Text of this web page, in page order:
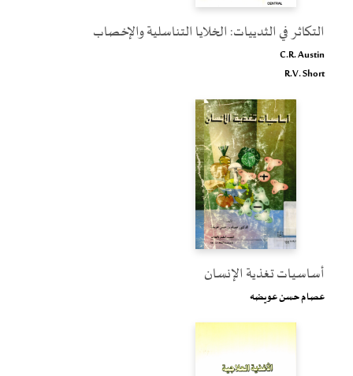
التكاثر في الثدييات: الخلايا التناسلية والإخصاب
C.R. Austin
R.V. Short
أساسيات تغذية الإنسان
عصام حسن عويضه